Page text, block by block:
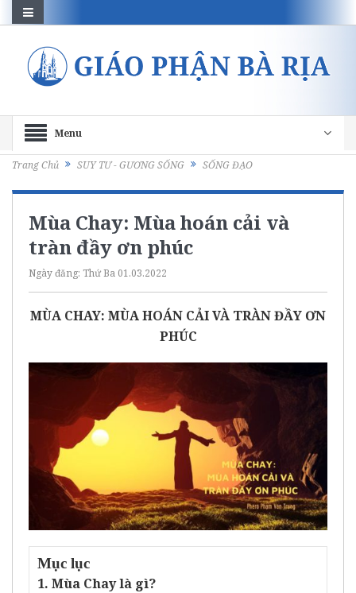
Menu
Trang Chủ SUY TƯ - GƯƠNG SỐNG SỐNG ĐẠO
Mùa Chay: Mùa hoán cải và
tràn đầy ơn phúc
Ngày đăng: Thứ Ba 01.03.2022
MÙA CHAY: MÙA HOÁN CẢI VÀ TRÀN ĐẦY ƠN
PHÚC
Mục lục
1. Mùa Chay là gì?